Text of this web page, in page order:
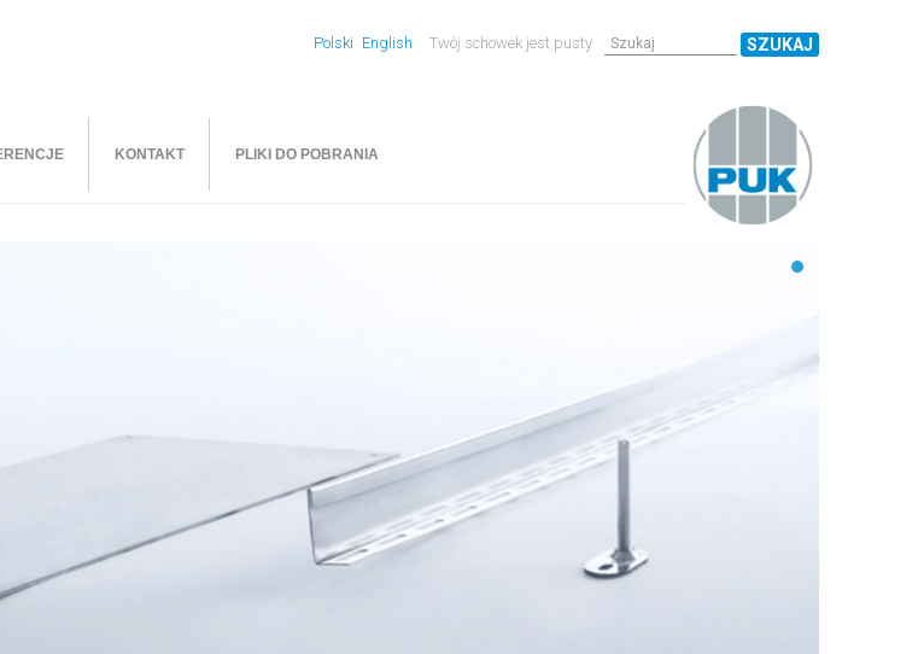
SZUKAJ
Twój schowek jest pusty
Polski English
KONTAKT PLIKI DO POBRANIA